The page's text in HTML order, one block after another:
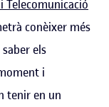
Telecomunicació
conèixer més
els
i
tenir en un